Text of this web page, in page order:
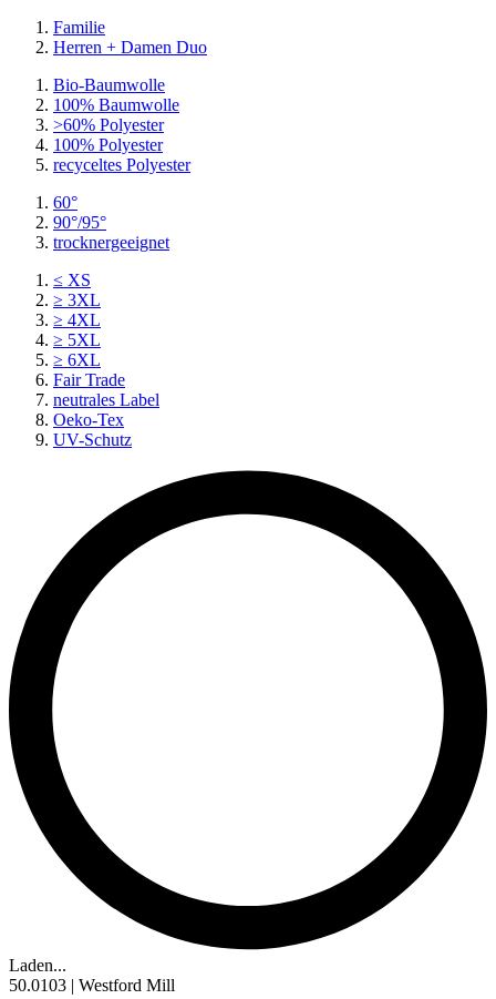
Familie
Herren + Damen Duo
Bio-Baumwolle
100% Baumwolle
>60% Polyester
100% Polyester
recyceltes Polyester
60°
90°/95°
trocknergeeignet
≤ XS
≥ 3XL
≥ 4XL
≥ 5XL
≥ 6XL
Fair Trade
neutrales Label
Oeko-Tex
UV-Schutz
Laden...
50.0103 | Westford Mill